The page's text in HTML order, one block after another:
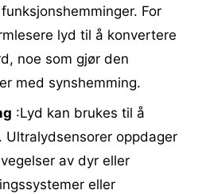
For
lyd til å konvertere
noe som gjør den
med synshemming.
:Lyd kan brukes til å
Ultralydsensorer oppdager
av dyr eller
eller